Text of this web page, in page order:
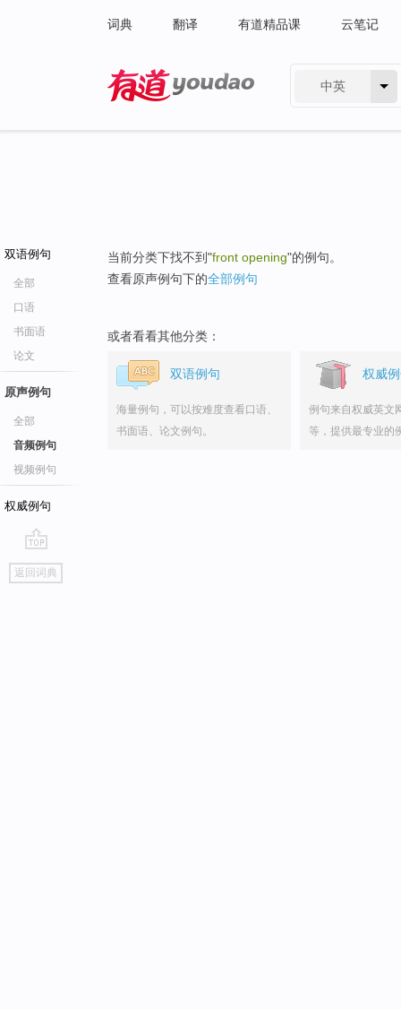
词典 翻译 有道精品课 云笔记
中英
双语例句
全部
口语
书面语
论文
原声例句
全部
音频例句
视频例句
权威例句
go
top
返回词典
当前分类下找不到"front opening"的例句。
查看原声例句下的全部例句
或者看看其他分类：
双语例句
海量例句，可以按难度查看口语、
书面语、论文例句。
权威
例句来自权威英文
等，提供最专业的